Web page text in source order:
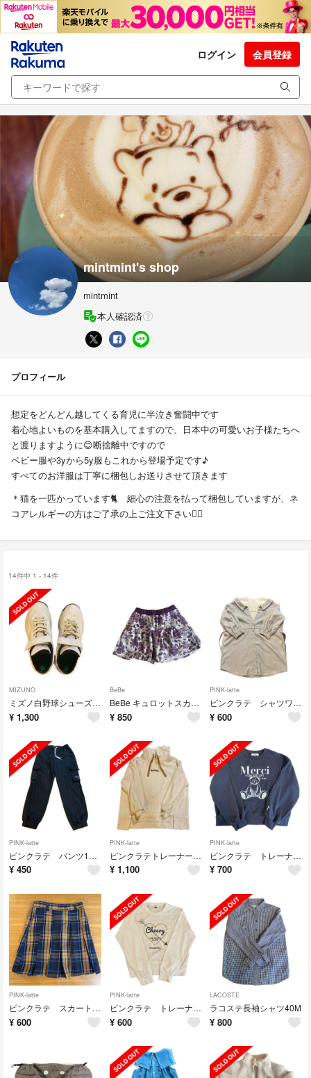
ログイン 会員登録
mintmint's shop
mintmint
本人確認済
プロフィール
想定をどんどん越してくる育児に半泣き奮闘中です
着心地よいものを基本購入してますので、日本中の可愛いお子様たちへ
と渡りますように😊断捨離中ですので
ベビー服や3yから5y服もこれから登場予定です♪
すべてのお洋服は丁寧に梱包しお送りさせて頂きます
＊猫を一匹かっています🐈 細心の注意を払って梱包していますが、ネ
コアレルギーの方はご了承の上ご注文下さい🙇‍♀️
14件中 1 - 14件
MIZUNO
ミズノ白野球シューズ21.5cm
¥ 1,300
BeBe
BeBe キュロットスカート130
¥ 850
PINK-latte
ピンクラテ シャツワンピース150
¥ 600
PINK-latte
ピンクラテ パンツ160L
¥ 450
PINK-latte
ピンクラテトレーナー160L
¥ 1,100
PINK-latte
ピンクラテ トレーナー160L
¥ 700
PINK-latte
ピンクラテ スカート150
¥ 600
PINK-latte
ピンクラテ トレーナー150M
¥ 600
LACOSTE
ラコステ長袖シャツ40M
¥ 800